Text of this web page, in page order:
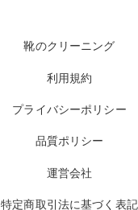
靴のクリーニング
利用規約
プライバシーポリシー
品質ポリシー
運営会社
特定商取引法に基づく表記